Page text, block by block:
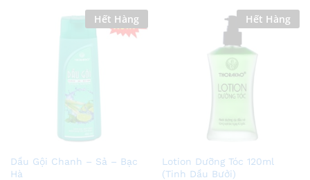
Hết Hàng
Add
Dầu Gội Chanh – Sả – Bạc
Hà
Hết Hàng
Add
to
Lotion Dưỡng Tóc 120ml
(Tinh Dầu Bưởi)